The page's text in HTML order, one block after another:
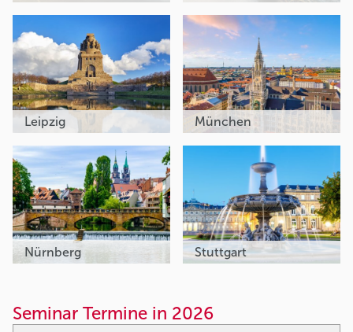
Leipzig München
Nürnberg Stuttgart
Seminar Termine in 2026